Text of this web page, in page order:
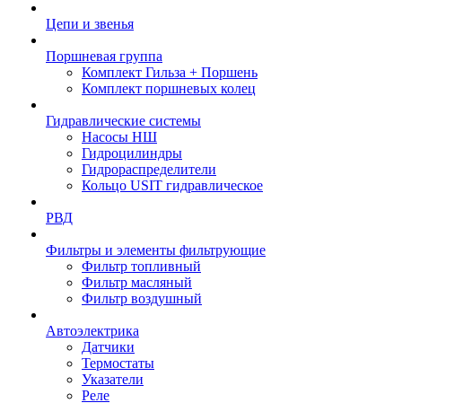
Цепи и звенья
Поршневая группа
Комплект Гильза + Поршень
Комплект поршневых колец
Гидравлические системы
Насосы НШ
Гидроцилиндры
Гидрораспределители
Кольцо USIT гидравлическое
РВД
Фильтры и элементы фильтрующие
Фильтр топливный
Фильтр масляный
Фильтр воздушный
Автоэлектрика
Датчики
Термостаты
Указатели
Реле